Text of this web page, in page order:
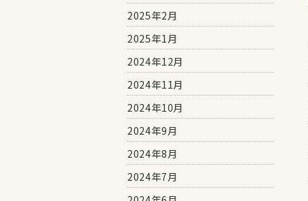
2025年2月
2025年1月
2024年12月
2024年11月
2024年10月
2024年9月
2024年8月
2024年7月